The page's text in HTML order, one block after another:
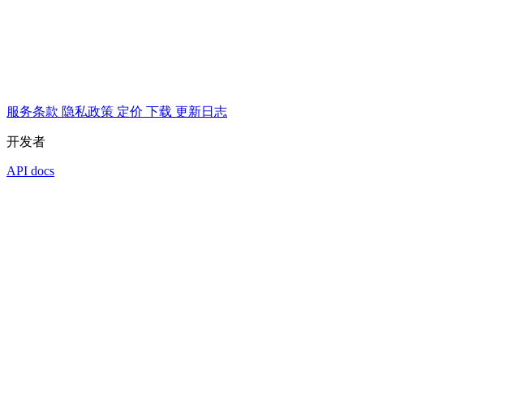
服务条款 隐私政策 定价 下载 更新日志
开发者
API docs